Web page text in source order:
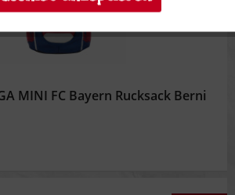
MINI FC Bayern Rucksack Berni
Inaktiv